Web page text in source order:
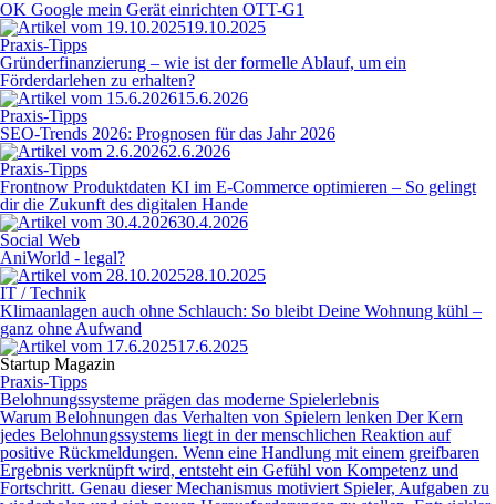
OK Google mein Gerät einrichten OTT-G1
19.10.2025
Praxis-Tipps
Gründerfinanzierung – wie ist der formelle Ablauf, um ein
Förderdarlehen zu erhalten?
15.6.2026
Praxis-Tipps
SEO-Trends 2026: Prognosen für das Jahr 2026
2.6.2026
Praxis-Tipps
Frontnow Produktdaten KI im E-Commerce optimieren – So gelingt
dir die Zukunft des digitalen Hande
30.4.2026
Social Web
AniWorld - legal?
28.10.2025
IT / Technik
Klimaanlagen auch ohne Schlauch: So bleibt Deine Wohnung kühl –
ganz ohne Aufwand
17.6.2025
Startup Magazin
Praxis-Tipps
Belohnungssysteme prägen das moderne Spielerlebnis
Warum Belohnungen das Verhalten von Spielern lenken Der Kern
jedes Belohnungssystems liegt in der menschlichen Reaktion auf
positive Rückmeldungen. Wenn eine Handlung mit einem greifbaren
Ergebnis verknüpft wird, entsteht ein Gefühl von Kompetenz und
Fortschritt. Genau dieser Mechanismus motiviert Spieler, Aufgaben zu